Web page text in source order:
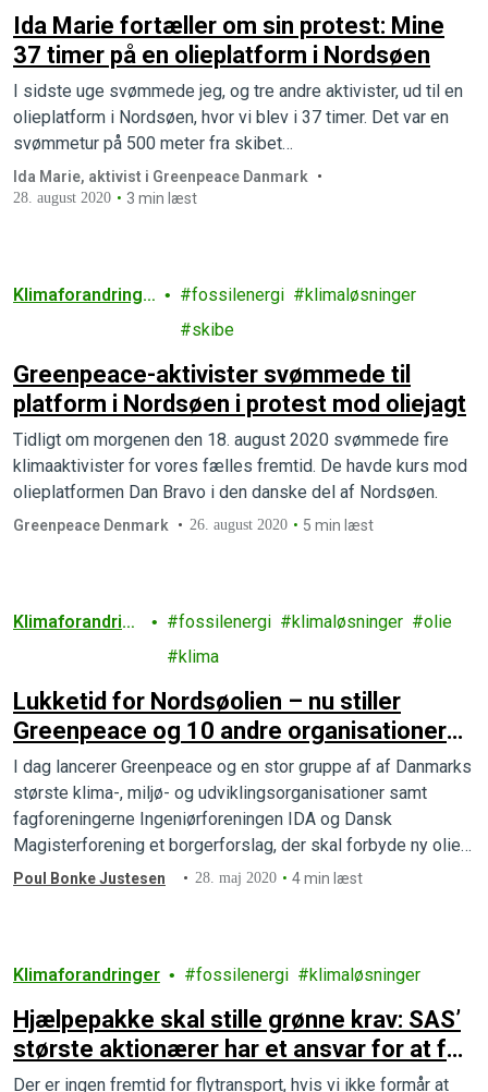
Ida Marie fortæller om sin protest: Mine
37 timer på en olieplatform i Nordsøen
I sidste uge svømmede jeg, og tre andre aktivister, ud til en
olieplatform i Nordsøen, hvor vi blev i 37 timer. Det var en
svømmetur på 500 meter fra skibet…
Ida Marie, aktivist i Greenpeace Danmark
28. august 2020 3 min læst
Klimaforandringe
fossilenergi
klimaløsninger
skibe
Greenpeace-aktivister svømmede til
platform i Nordsøen i protest mod oliejagt
Tidligt om morgenen den 18. august 2020 svømmede fire
klimaaktivister for vores fælles fremtid. De havde kurs mod
olieplatformen Dan Bravo i den danske del af Nordsøen.
Greenpeace Denmark 26. august 2020 5 min læst
Klimaforandring
fossilenergi klimaløsninger
olie
klima
Lukketid for Nordsøolien – nu stiller
Greenpeace og 10 andre organisationer
borgerforslag om stop for ny oliejagt
I dag lancerer Greenpeace og en stor gruppe af af Danmarks
største klima-, miljø- og udviklingsorganisationer samt
fagforeningerne Ingeniørforeningen IDA og Dansk
Magisterforening et borgerforslag, der skal forbyde ny olie-
…Poul Bonke Justesen 28. maj 2020 4 min læst
Klimaforandringer fossilenergi klimaløsninger
Hjælpepakke skal stille grønne krav: SAS’
største aktionærer har et ansvar for at få
flybranchen med i klimakampen
Der er ingen fremtid for flytransport, hvis vi ikke formår at